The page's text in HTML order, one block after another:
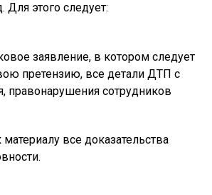
Для этого следует:
заявление, в котором следует
претензию, все детали ДТП с
правонарушения сотрудников
все доказательства